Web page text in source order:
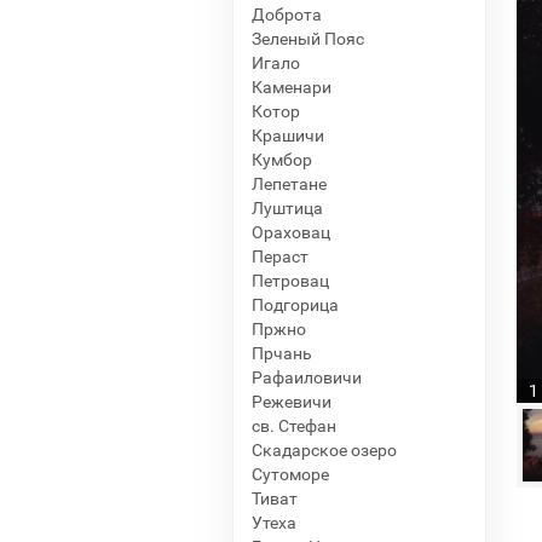
Доброта
Зеленый Пояс
Игало
Каменари
Котор
Крашичи
Кумбор
Лепетане
Луштица
Ораховац
Пераст
Петровац
Подгорица
Пржно
Прчань
Рафаиловичи
Режевичи
св. Стефан
Скадарское озеро
Сутоморе
Тиват
Утеха